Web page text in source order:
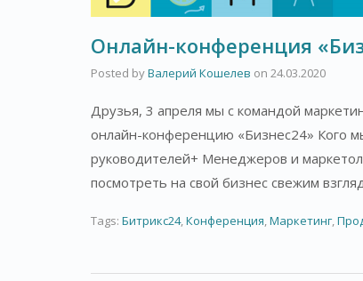
Онлайн-конференция
Posted byВалерий Кошелев on 24.03.2020
Друзья, 3 апреля мы с командой
онлайн-конференцию «Бизнес24» Кого
руководителей+ Менеджеров и
посмотреть на свой бизнес свежим
Tags: Битрикс24,Конференция,Маркетинг,